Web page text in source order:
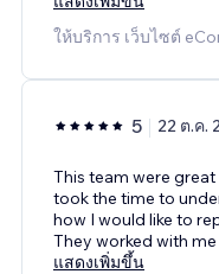
ให้บริการ เว็บไซต์
5 22 ต.ค.
This team were
took the time to
how I would like to
They worked with
แสดงเพิ่มขึ้น